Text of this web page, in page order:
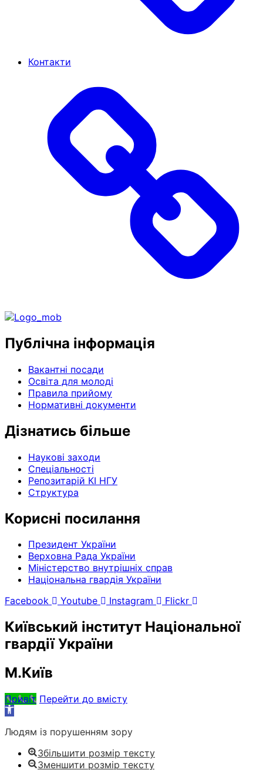
Контакти
Публічна інформація
Вакантні посади
Освіта для молоді
Правила прийому
Нормативні документи
Дізнатись більше
Наукові заходи
Спеціальності
Репозитарій КІ НГУ
Структура
Корисні посилання
Президент України
Верховна Рада України
Міністерство внутрішніх справ
Національна гвардія України
Facebook
Youtube Instagram Flickr
Київський інститут Національної
гвардії України
М.Київ
Привіт Перейти до вмісту
Відкрити
інструментів
Людям із порушенням зору
Збільшити розмір тексту
Зменшити розмір тексту